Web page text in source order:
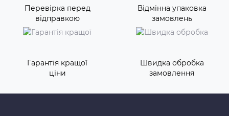
Перевірка перед
відправкою
Відмінна упаковка
замовлень
Гарантія кращої
ціни
Швидка обробка
замовлення